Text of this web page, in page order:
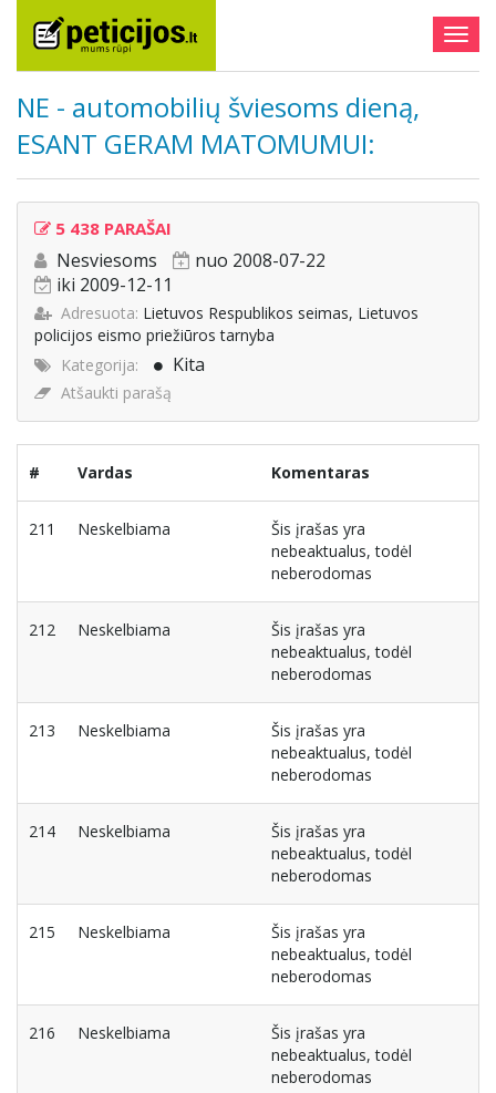
NE - automobilių šviesoms dieną,
ESANT GERAM MATOMUMUI:
5 438 PARAŠAI
Nesviesoms
nuo 2008-07-22
iki 2009-12-11
Adresuota: Lietuvos Respublikos seimas, Lietuvos
policijos eismo priežiūros tarnyba
Kategorija:
Kita
Atšaukti parašą
# Vardas Komentaras
211 Neskelbiama
Šis įrašas yra
nebeaktualus, todėl
neberodomas
212 Neskelbiama
Šis įrašas yra
nebeaktualus, todėl
neberodomas
213 Neskelbiama
Šis įrašas yra
nebeaktualus, todėl
neberodomas
214 Neskelbiama
Šis įrašas yra
nebeaktualus, todėl
neberodomas
215 Neskelbiama
Šis įrašas yra
nebeaktualus, todėl
neberodomas
216 Neskelbiama
Šis įrašas yra
nebeaktualus, todėl
neberodomas